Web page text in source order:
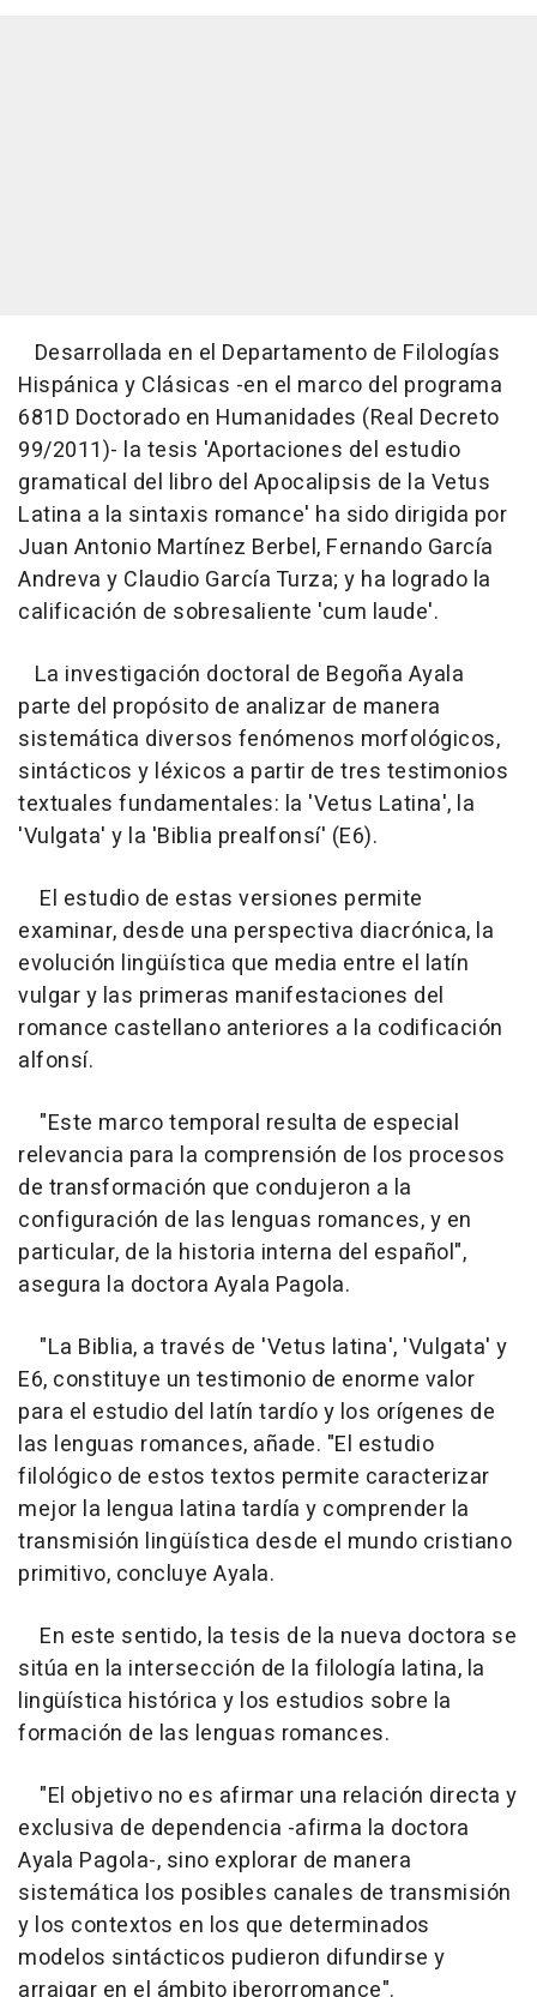
Desarrollada en el Departamento de Filologías
Hispánica y Clásicas -en el marco del programa
681D Doctorado en Humanidades (Real Decreto
99/2011)- la tesis 'Aportaciones del estudio
gramatical del libro del Apocalipsis de la Vetus
Latina a la sintaxis romance' ha sido dirigida por
Juan Antonio Martínez Berbel, Fernando García
Andreva y Claudio García Turza; y ha logrado la
calificación de sobresaliente 'cum laude'.
La investigación doctoral de Begoña Ayala
parte del propósito de analizar de manera
sistemática diversos fenómenos morfológicos,
sintácticos y léxicos a partir de tres testimonios
textuales fundamentales: la 'Vetus Latina', la
'Vulgata' y la 'Biblia prealfonsí' (E6).
El estudio de estas versiones permite
examinar, desde una perspectiva diacrónica, la
evolución lingüística que media entre el latín
vulgar y las primeras manifestaciones del
romance castellano anteriores a la codificación
alfonsí.
"Este marco temporal resulta de especial
relevancia para la comprensión de los procesos
de transformación que condujeron a la
configuración de las lenguas romances, y en
particular, de la historia interna del español",
asegura la doctora Ayala Pagola.
"La Biblia, a través de 'Vetus latina', 'Vulgata' y
E6, constituye un testimonio de enorme valor
para el estudio del latín tardío y los orígenes de
las lenguas romances, añade. "El estudio
filológico de estos textos permite caracterizar
mejor la lengua latina tardía y comprender la
transmisión lingüística desde el mundo cristiano
primitivo, concluye Ayala.
En este sentido, la tesis de la nueva doctora se
sitúa en la intersección de la filología latina, la
lingüística histórica y los estudios sobre la
formación de las lenguas romances.
"El objetivo no es afirmar una relación directa y
exclusiva de dependencia -afirma la doctora
Ayala Pagola-, sino explorar de manera
sistemática los posibles canales de transmisión
y los contextos en los que determinados
modelos sintácticos pudieron difundirse y
arraigar en el ámbito iberorromance".